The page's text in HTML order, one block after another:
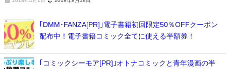
｢DMM･FANZA[PR]｣電子書籍初回限定50％OFFクーポン
配布中！電子書籍コミック全てに使える半額券！
｢コミックシーモア[PR]｣オトナコミックと青年漫画の半